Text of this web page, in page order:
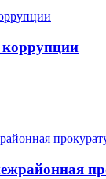
коррупции